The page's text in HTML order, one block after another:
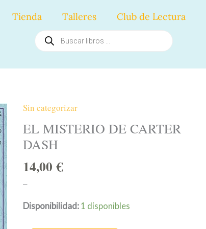
Tienda Talleres Club de Lectura
Búsqueda
productos
Sin categorizar
EL MISTERIO DE CARTER
DASH
14,00€
–
Disponibilidad: 1 disponibles
EL
MISTERIO
DE
CARTER
DASH